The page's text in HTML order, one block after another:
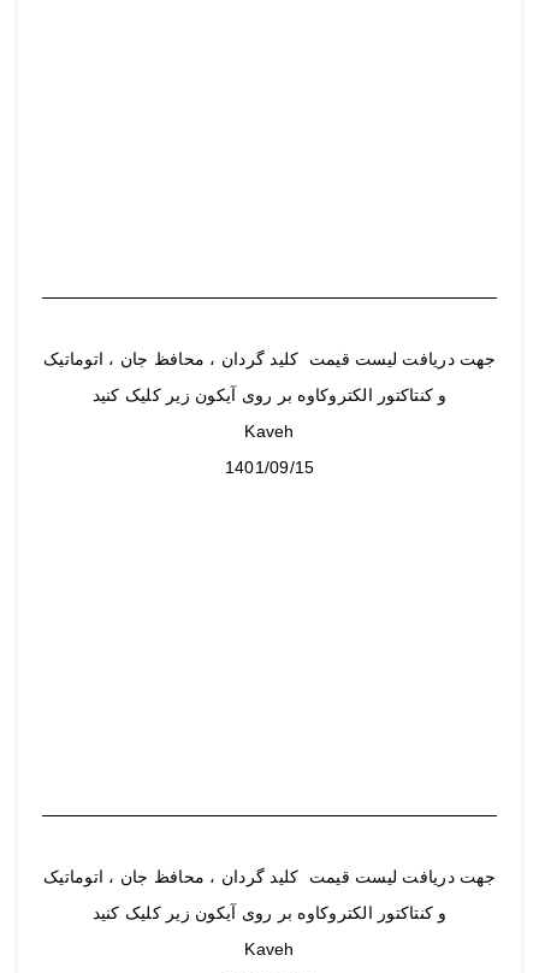
جهت دریافت لیست قیمت کلید گردان ، محافظ جان ، اتوماتیک
و کنتاکتور الکتروکاوه بر روی آیکون زیر کلیک کنید
Kaveh
1401/09/15
جهت دریافت لیست قیمت کلید گردان ، محافظ جان ، اتوماتیک
و کنتاکتور الکتروکاوه بر روی آیکون زیر کلیک کنید
Kaveh